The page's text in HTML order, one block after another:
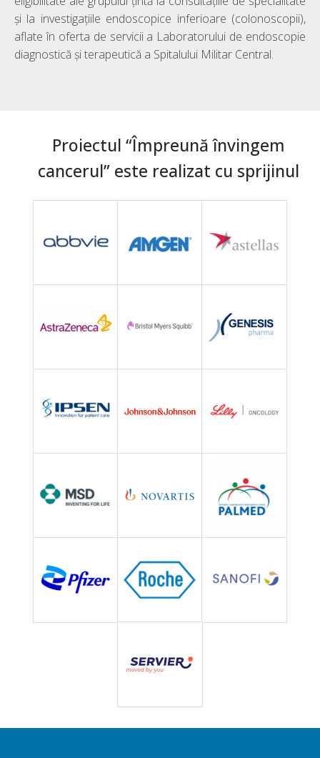
şi la investigaţiile endoscopice inferioare (colonoscopii),
aflate în oferta de servicii a Laboratorului de endoscopie
diagnostică și terapeutică a Spitalului Militar Central.
Proiectul “Împreună învingem
cancerul” este realizat cu sprijinul